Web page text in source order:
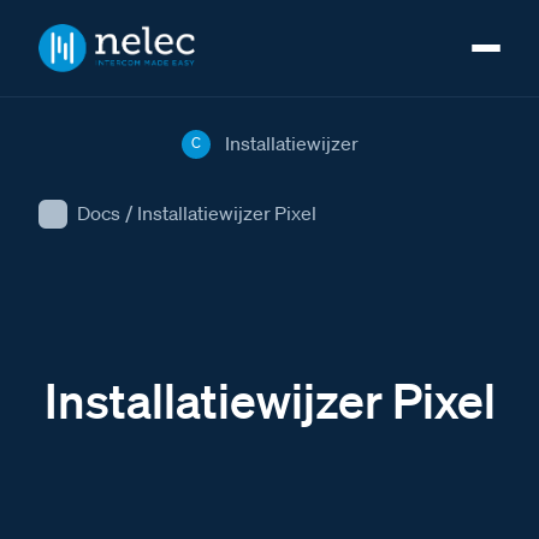
Docs / Installatiewijzer Pixel
C Installatiewijzer
Installatiewijzer Pixel